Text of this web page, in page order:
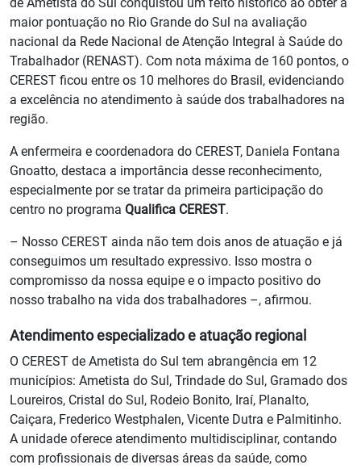
de Ametista do Sul conquistou um feito histórico ao obter a
maior pontuação no Rio Grande do Sul na avaliação
nacional da Rede Nacional de Atenção Integral à Saúde do
Trabalhador (RENAST). Com nota máxima de 160 pontos, o
CEREST ficou entre os 10 melhores do Brasil, evidenciando
a excelência no atendimento à saúde dos trabalhadores na
região.
A enfermeira e coordenadora do CEREST, Daniela Fontana
Gnoatto, destaca a importância desse reconhecimento,
especialmente por se tratar da primeira participação do
centro no programa Qualifica CEREST.
– Nosso CEREST ainda não tem dois anos de atuação e já
conseguimos um resultado expressivo. Isso mostra o
compromisso da nossa equipe e o impacto positivo do
nosso trabalho na vida dos trabalhadores –, afirmou.
Atendimento especializado e atuação regional
O CEREST de Ametista do Sul tem abrangência em 12
municípios: Ametista do Sul, Trindade do Sul, Gramado dos
Loureiros, Cristal do Sul, Rodeio Bonito, Iraí, Planalto,
Caiçara, Frederico Westphalen, Vicente Dutra e Palmitinho.
A unidade oferece atendimento multidisciplinar, contando
com profissionais de diversas áreas da saúde, como